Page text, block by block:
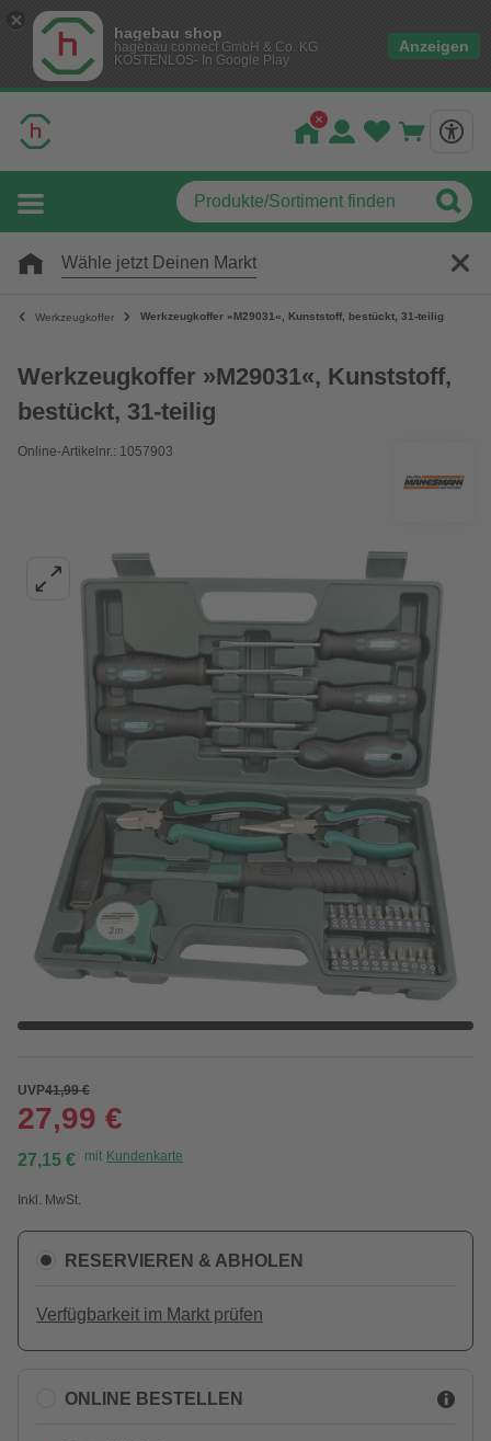
hagebau shop
hagebau connect GmbH & Co. KG
KOSTENLOS- In Google Play
Anzeigen
Wähle jetzt Deinen Markt
Werkzeugkoffer Werkzeugkoffer »M29031«, Kunststoff, bestückt, 31-teilig
Werkzeugkoffer »M29031«, Kunststoff,
bestückt, 31-teilig
Online-Artikelnr.: 1057903
UVP41,99 €
27,99 €
27,15 € mit Kundenkarte
Inkl. MwSt.
RESERVIEREN & ABHOLEN
Verfügbarkeit im Markt prüfen
ONLINE BESTELLEN